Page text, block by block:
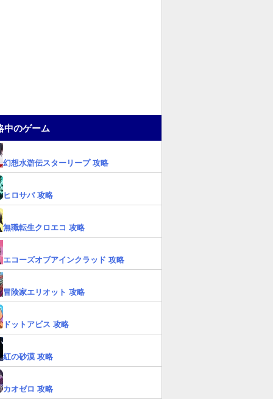
中のゲーム
幻想水滸伝スターリープ 攻略
ヒロサバ 攻略
無職転生クロエコ 攻略
エコーズオブアインクラッド 攻略
冒険家エリオット 攻略
ドットアビス 攻略
紅の砂漠 攻略
カオゼロ 攻略